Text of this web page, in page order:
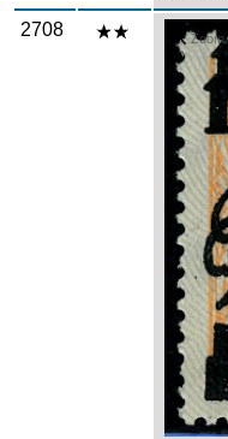
2708 Zoom